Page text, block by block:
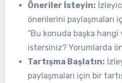
Öneriler İsteyin:
önerilerini paylaşmaları
“Bu konuda başka hangi
istersiniz? Yorumlarda
Tartışma Başlatın:
paylaşmaları için bir